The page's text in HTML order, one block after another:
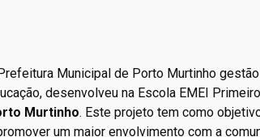
Municipal de Porto Murtinho
desenvolveu na Escola EMEI
Murtinho. Este projeto tem como
um maior envolvimento com a